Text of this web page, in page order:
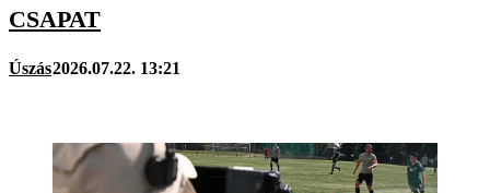
CSAPAT
Úszás2026.07.22. 13:21